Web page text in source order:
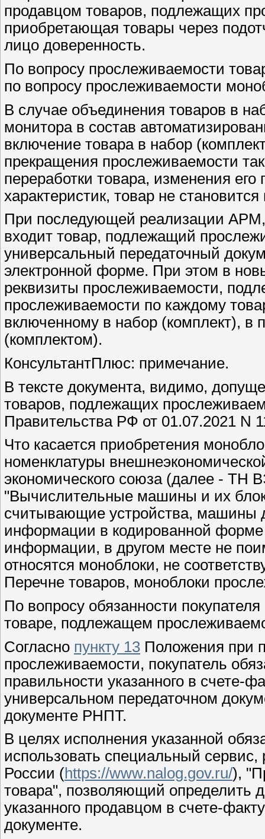
продавцом товаров, подлежащих
приобретающая товары через
лицо доверенность.
По вопросу прослеживаемости
по вопросу прослеживаемости
В случае объединения товаров в
монитора в состав
включение товара в набор
прекращения прослеживаемости
переработки товара, изменения
характеристик, товар не
При последующей реализации АРМ,
входит товар, подлежащий
универсальный передаточный
электронной форме. При этом в
реквизиты прослеживаемости,
прослеживаемости по каждому
включенному в набор (комплект), в
(комплектом).
КонсультантПлюс: примечание.
В тексте документа, видимо,
товаров, подлежащих
Правительства РФ от 01.07.2021 N
Что касается приобретения
номенклатуры
экономического союза (далее -
"Вычислительные машины и их
считывающие устройства, машины
информации в кодированной
информации, в другом месте не
относятся моноблоки, не
Перечне товаров, моноблоки
По вопросу обязанности
товаре, подлежащем
Согласно пункту 13 Положения при
прослеживаемости, покупатель
правильности указанного в счете-
универсальном передаточном
документе РНПТ.
В целях исполнения указанной
использовать специальный
России (https://www.nalog.gov.ru/),
товара", позволяющий определить
указанного продавцом в счете-
документе.